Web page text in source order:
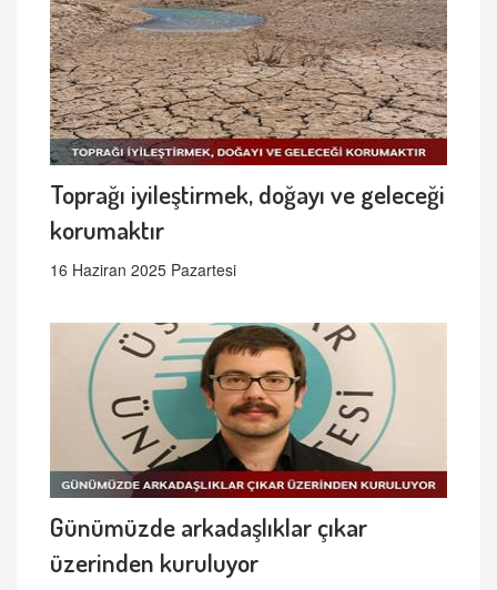
Toprağı iyileştirmek, doğayı ve geleceği
korumaktır
16 Haziran 2025 Pazartesi
Günümüzde arkadaşlıklar çıkar
üzerinden kuruluyor